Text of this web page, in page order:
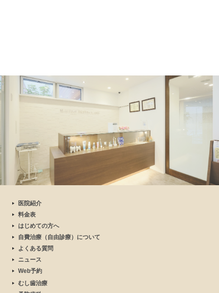
医院紹介
料金表
はじめての方へ
自費治療（自由診療）について
よくある質問
ニュース
Web予約
むし歯治療